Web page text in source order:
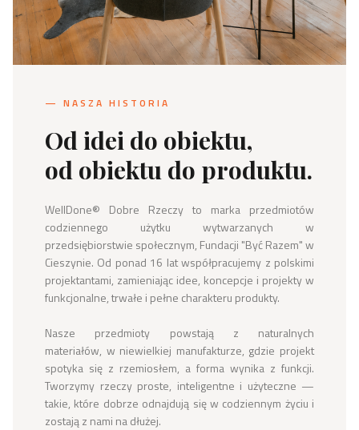
— NASZA HISTORIA
Od idei do obiektu,
od obiektu do produktu.
WellDone® Dobre Rzeczy to marka przedmiotów
codziennego użytku wytwarzanych w
przedsiębiorstwie społecznym, Fundacji "Być Razem" w
Cieszynie. Od ponad 16 lat współpracujemy z polskimi
projektantami, zamieniając idee, koncepcje i projekty w
funkcjonalne, trwałe i pełne charakteru produkty.
Nasze przedmioty powstają z naturalnych
materiałów, w niewielkiej manufakturze, gdzie projekt
spotyka się z rzemiosłem, a forma wynika z funkcji.
Tworzymy rzeczy proste, inteligentne i użyteczne —
takie, które dobrze odnajdują się w codziennym życiu i
zostają z nami na dłużej.